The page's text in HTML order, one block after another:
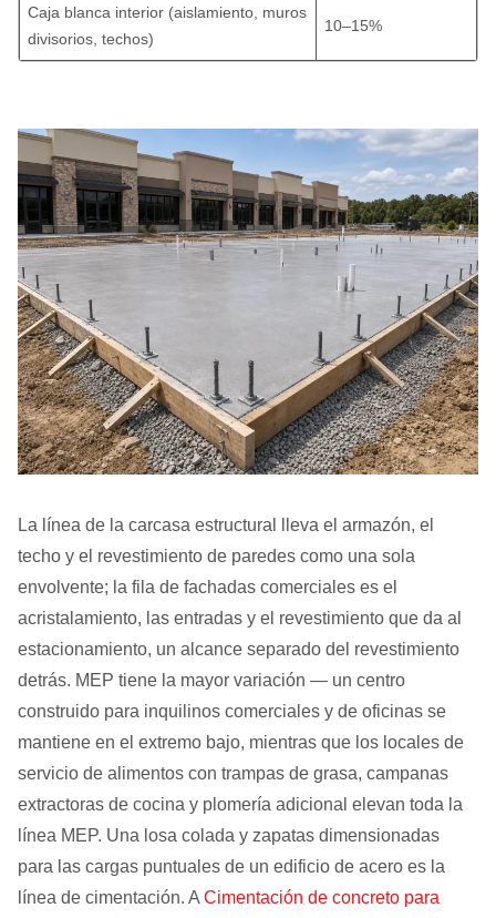
Caja blanca interior (aislamiento, muros
divisorios, techos)
10–15%
La línea de la carcasa estructural lleva el armazón, el
techo y el revestimiento de paredes como una sola
envolvente; la fila de fachadas comerciales es el
acristalamiento, las entradas y el revestimiento que da al
estacionamiento, un alcance separado del revestimiento
detrás. MEP tiene la mayor variación — un centro
construido para inquilinos comerciales y de oficinas se
mantiene en el extremo bajo, mientras que los locales de
servicio de alimentos con trampas de grasa, campanas
extractoras de cocina y plomería adicional elevan toda la
línea MEP. Una losa colada y zapatas dimensionadas
para las cargas puntuales de un edificio de acero es la
línea de cimentación. A Cimentación de concreto para